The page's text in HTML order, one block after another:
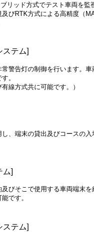
リッド方式でテスト車両を監
びRTK方式による高精度（
ステム]
警告灯の制御を行います。
。
線方式共に可能です。）
、端末の貸出及びコースの
ム]
びそこで使用する車両端末
です。
ステム]